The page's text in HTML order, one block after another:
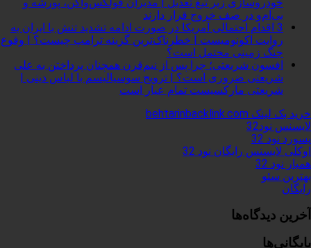
خودروسازی زیر تیغ تعدیل | مدیران فولکس‌واگن، پورشه و
بی‌ام‌و در صف خروج قرار دارند
3 اقدام احتمالی آمریکا در صورت ادامه تشدید تنش با ایران به
روایت اکونومیست | خطرناک‌ترین گزینه ترامپ چیست؟ | وقوع
جنگ زمینی محتمل است؟
افسون شریعتی؛ چرا پس از نیم‌قرن همچنان پرداختن به علی
شریعتی ضروری است؟ | ترویج سوسیالیسم با لباس دینی |
شریعتی مارکسیست تمام عیار است
خرید بک لینک behtarinbacklink.com
لایسنس نود32
پسورد نود 32
اوکلی لایسنس رایگان نود 32
همیار نود 32
بهترین سئو
رایگان
آخرین دیدگاه‌ها
بایگانی‌ها